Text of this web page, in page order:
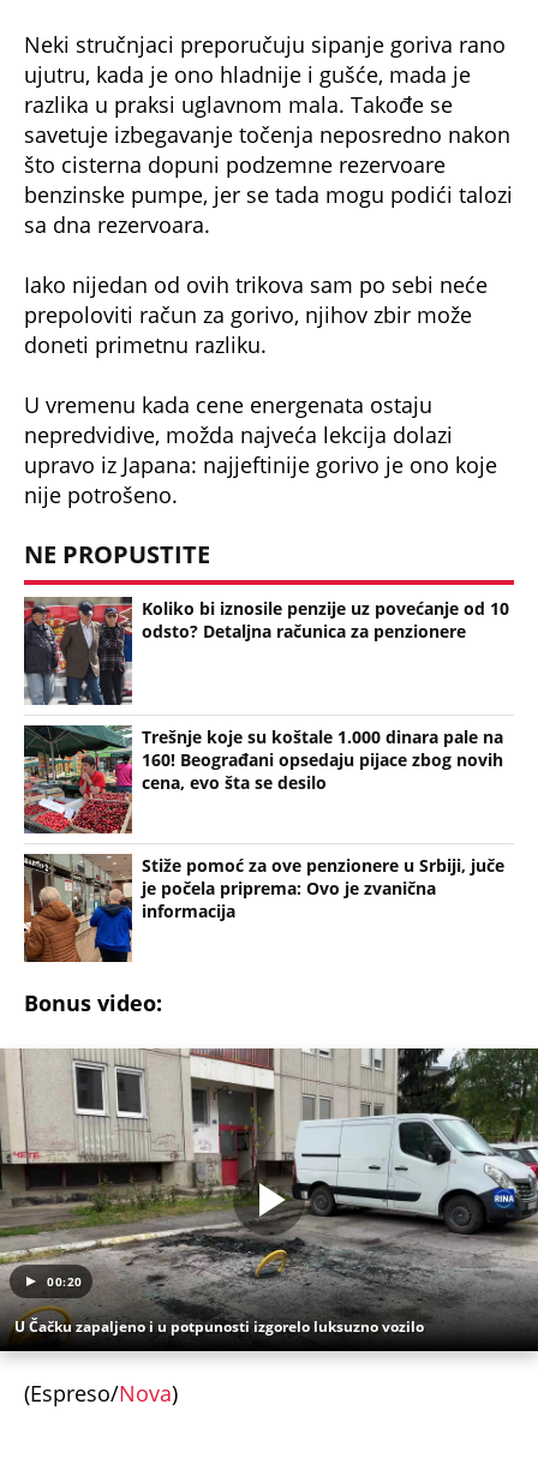
Neki stručnjaci preporučuju sipanje goriva rano
ujutru, kada je ono hladnije i gušće, mada je
razlika u praksi uglavnom mala. Takođe se
savetuje izbegavanje točenja neposredno nakon
što cisterna dopuni podzemne rezervoare
benzinske pumpe, jer se tada mogu podići talozi
sa dna rezervoara.
Iako nijedan od ovih trikova sam po sebi neće
prepoloviti račun za gorivo, njihov zbir može
doneti primetnu razliku.
U vremenu kada cene energenata ostaju
nepredvidive, možda najveća lekcija dolazi
upravo iz Japana: najjeftinije gorivo je ono koje
nije potrošeno.
NE PROPUSTITE
Koliko bi iznosile penzije uz povećanje od 10
odsto? Detaljna računica za penzionere
Trešnje koje su koštale 1.000 dinara pale na
160! Beograđani opsedaju pijace zbog novih
cena, evo šta se desilo
Stiže pomoć za ove penzionere u Srbiji, juče
je počela priprema: Ovo je zvanična
informacija
Bonus video:
00:20
U Čačku zapaljeno i u potpunosti izgorelo luksuzno vozilo
(Espreso/Nova)